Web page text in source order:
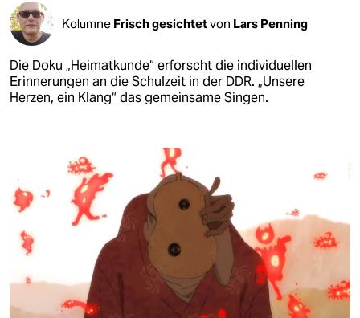
Kolumne Frisch gesichtetvon Lars Penning
Die Doku „Heimatkunde“ erforscht die individuellen
Erinnerungen an die Schulzeit in der DDR. „Unsere
Herzen, ein Klang“ das gemeinsame Singen.